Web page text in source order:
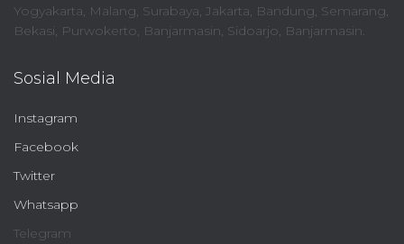
Yogyakarta, Malang, Surabaya, Jakarta, Bandung, Semarang,
Bekasi, Purwokerto, Banjarmasin, Sidoarjo, Banjarmasin.
Sosial Media
Instagram
Facebook
Twitter
Whatsapp
Telegram